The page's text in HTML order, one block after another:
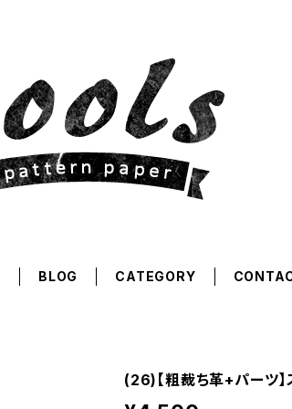
BLOG CATEGORY
(26)【粗裁ち革+パーツ